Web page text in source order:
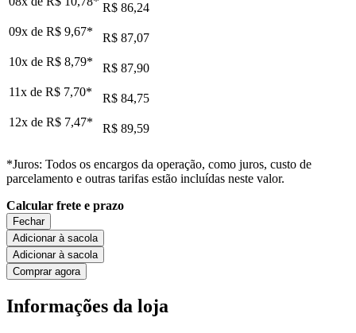
R$ 86,24
09x de R$ 9,67*
R$ 87,07
10x de R$ 8,79*
R$ 87,90
11x de R$ 7,70*
R$ 84,75
12x de R$ 7,47* R$ 89,59
*Juros: Todos os encargos da operação, como juros, custo de
parcelamento e outras tarifas estão incluídas neste valor.
Calcular frete e prazo
Fechar
Adicionar à sacola
Adicionar à sacola
Comprar agora
Informações da loja